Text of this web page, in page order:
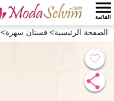
القائمة
الصفحة الرئيسية> فستان سهرة>